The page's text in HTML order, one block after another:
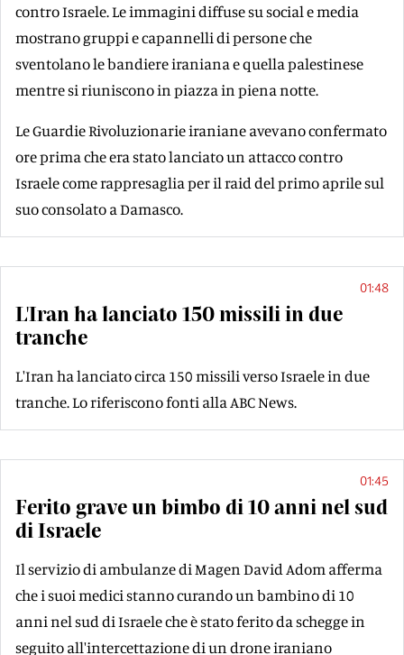
contro Israele. Le immagini diffuse su social e media
mostrano gruppi e capannelli di persone che
sventolano le bandiere iraniana e quella palestinese
mentre si riuniscono in piazza in piena notte.
Le Guardie Rivoluzionarie iraniane avevano confermato
ore prima che era stato lanciato un attacco contro
Israele come rappresaglia per il raid del primo aprile sul
suo consolato a Damasco.
01:48
L'Iran ha lanciato 150 missili in due
tranche
L'Iran ha lanciato circa 150 missili verso Israele in due
tranche. Lo riferiscono fonti alla ABC News.
01:45
Ferito grave un bimbo di 10 anni nel sud
di Israele
Il servizio di ambulanze di Magen David Adom afferma
che i suoi medici stanno curando un bambino di 10
anni nel sud di Israele che è stato ferito da schegge in
seguito all'intercettazione di un drone iraniano